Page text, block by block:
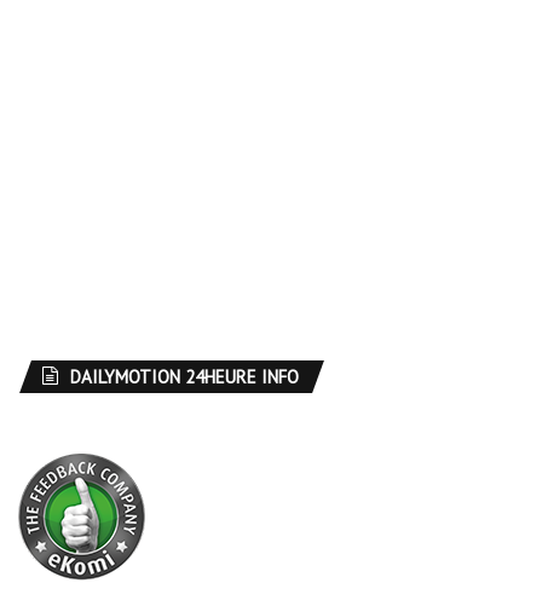
DAILYMOTION 24HEURE INFO